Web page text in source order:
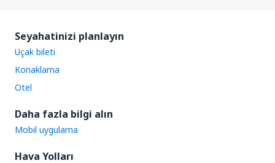
Seyahatinizi planlayın
Uçak bileti
Konaklama
Otel
Daha fazla bilgi alın
Mobil uygulama
Hava Yolları